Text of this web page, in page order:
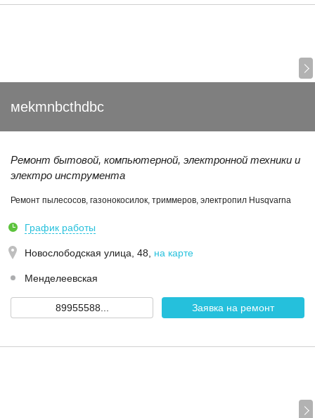
мekmnbcthdbc
Ремонт бытовой, компьютерной, электронной техники и
электро инструмента
Ремонт пылесосов, газонокосилок, триммеров, электропил Husqvarna
График работы
Новослободская улица, 48 на карте
Менделеевская
89955588... Заявка на ремонт